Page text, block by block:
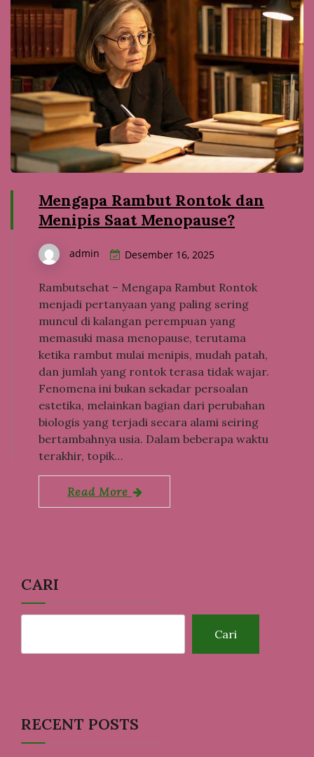
Mengapa Rambut Rontok dan
Menipis Saat Menopause?
admin Desember 16, 2025
Rambutsehat – Mengapa Rambut Rontok
menjadi pertanyaan yang paling sering
muncul di kalangan perempuan yang
memasuki masa menopause, terutama
ketika rambut mulai menipis, mudah patah,
dan jumlah yang rontok terasa tidak wajar.
Fenomena ini bukan sekadar persoalan
estetika, melainkan bagian dari perubahan
biologis yang terjadi secara alami seiring
bertambahnya usia. Dalam beberapa waktu
terakhir, topik…
Read More
CARI
Cari
RECENT POSTS